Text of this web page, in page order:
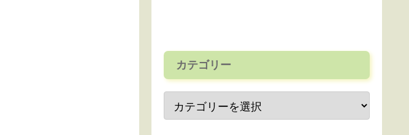
カテゴリー